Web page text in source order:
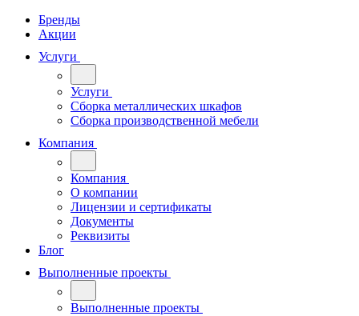
Бренды
Акции
Услуги
Услуги
Сборка металлических шкафов
Сборка производственной мебели
Компания
Компания
О компании
Лицензии и сертификаты
Документы
Реквизиты
Блог
Выполненные проекты
Выполненные проекты